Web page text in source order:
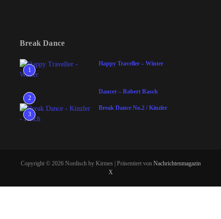
Break Dance
1
Happy Traveller – Winter
2
Dancer – Robert Rasch
3
Break Dance No.2 / Kinzler
Copyright © 2026 Nordisch by Kirmes | Präsentiert von Nachrichtenmagazin
X